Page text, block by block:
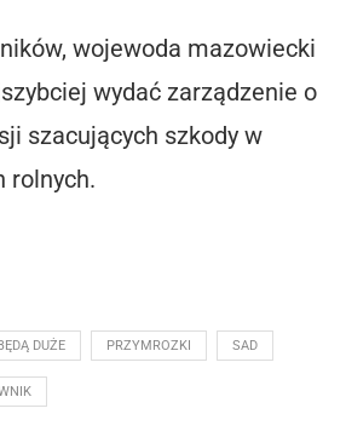
wojewoda mazowiecki
wydać zarządzenie o
szacujących szkody w
rolnych.
DUŻE PRZYMROZKI SAD